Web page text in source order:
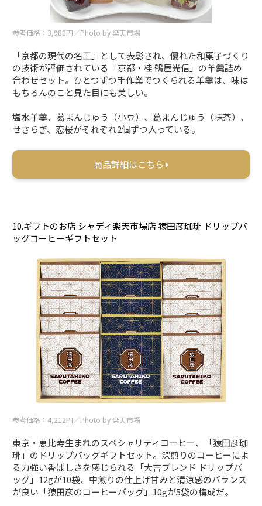
参考価格：3,980円／Photo by 楽天市場
「京都の現代の名工」として表彰され、優れた和菓子づくり
の技術が評価されている「京都・桂 鶴屋光信」の羊羹詰め
合わせセット。ひとつずつ手作業でつくられる羊羹は、味は
もちろんのこと見た目にも美しい。
塩水羊羹、葛まんじゅう（小豆）、葛まんじゅう（抹茶）、
せさらぎ、恋桜がそれぞれ2個ずつ入っている。
商品詳細はこちら
10.ギフトのお店 シャディ楽天市場店 猿田彦珈琲 ドリップバ
ッグコーヒーギフトセット
参考価格：4,212円／Photo by 楽天市場
東京・恵比寿生まれのスペシャリティコーヒー、「猿田彦珈
琲」のドリップバッグギフトセット。深煎りのコーヒーによ
る力強い香ばしさを感じられる「大吉ブレンド ドリップバ
ッグ」12gが10袋、中煎りの仕上げ甘みと清涼感のバランス
が良い「猿田彦のコーヒーバッグ」10gが5袋の構成だ。